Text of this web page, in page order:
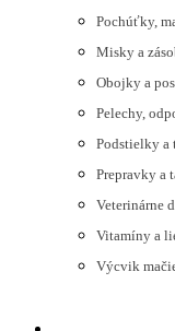
Pochúťky,
Misky a
Obojky a
Pelechy,
Podstielky a
Prepravky a
Veterinárne
Vitamíny a
Výcvik